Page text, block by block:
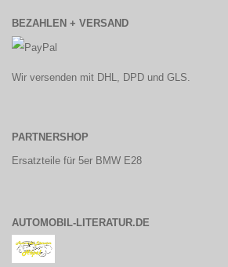
BEZAHLEN + VERSAND
Wir versenden mit DHL, DPD und GLS.
PARTNERSHOP
Ersatzteile für 5er BMW E28
AUTOMOBIL-LITERATUR.DE